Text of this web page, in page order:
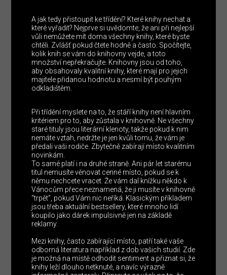
A jak tedy přistoupit ke třídění? Které knihy nechat a
které vyřadit? Nejprve si uvědomte, že ani při nejlepší
vůli nemůžete mít doma všechny knihy, které byste
chtěli. Zvlášť pokud čtete hodně a často. Spočítejte,
kolik knih se vám do knihovny vejde, a toto
množství nepřekračujte. Knihovny jsou od toho,
aby obsahovaly kvalitní knihy, které mají pro jejich
majitele přidanou hodnotu a nesmí být pouhým
odkladištěm.
Při třídění myslete na to, že stáří knihy není hlavním
kritériem pro to, aby zůstala v knihovně. Ne všechny
staré tituly jsou literární klenoty, takže pokud k nim
nemáte vztah, nedržte je jen kvůli tomu, že vám je
předali vaši rodiče. Zbytečně zabírají místo kvalitním
novinkám.
To samé platí i na druhé straně. Ani pár let starému
titul nemusíte věnovat cenné místo, pokud se k
němu nechcete vracet. Že vám dal knížku někdo k
Vánocům přece neznamená, že ji musíte v knihovně
“trpět”, pokud Vám nic neříká. Klasickým příkladem
jsou třeba aktuální bestsellery, které mnoho lidí
koupilo jako dárek impulsivně jen na základě
reklamy.
Mezi knihy, často zabírající místo, patří také vaše
odborná literatura například z dob vašich studií. Zde
je možná na místě odhodit sentiment a přiznat si, že
knihy leží dlouho netknuté, a navíc výrazně